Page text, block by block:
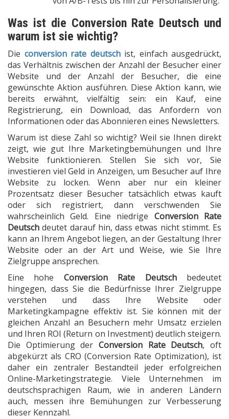
Was ist die Conversion Rate Deutsch und
warum ist sie wichtig?
Die conversion rate deutschist, einfach ausgedrückt,
das Verhältnis zwischen der Anzahl der Besucher einer
Website und der Anzahl der Besucher, die eine
gewünschte Aktion ausführen. Diese Aktion kann, wie
bereits erwähnt, vielfältig sein: ein Kauf, eine
Registrierung, ein Download, das Anfordern von
Informationen oder das Abonnieren eines Newsletters.
Warum ist diese Zahl so wichtig? Weil sie Ihnen direkt
zeigt, wie gut Ihre Marketingbemühungen und Ihre
Website funktionieren. Stellen Sie sich vor, Sie
investieren viel Geld in Anzeigen, um Besucher auf Ihre
Website zu locken. Wenn aber nur ein kleiner
Prozentsatz dieser Besucher tatsächlich etwas kauft
oder sich registriert, dann verschwenden Sie
wahrscheinlich Geld. Eine niedrige Conversion Rate
Deutsch deutet darauf hin, dass etwas nicht stimmt. Es
kann an Ihrem Angebot liegen, an der Gestaltung Ihrer
Website oder an der Art und Weise, wie Sie Ihre
Zielgruppe ansprechen.
Eine hohe Conversion Rate Deutschbedeutet
hingegen, dass Sie die Bedürfnisse Ihrer Zielgruppe
verstehen und dass Ihre Website oder
Marketingkampagne effektiv ist. Sie können mit der
gleichen Anzahl an Besuchern mehr Umsatz erzielen
und Ihren ROI (Return on Investment) deutlich steigern.
Die Optimierung der Conversion Rate Deutsch, oft
abgekürzt als CRO (Conversion Rate Optimization), ist
daher ein zentraler Bestandteil jeder erfolgreichen
Online-Marketingstrategie. Viele Unternehmen im
deutschsprachigen Raum, wie in anderen Ländern
auch, messen ihre Bemühungen zur Verbesserung
dieser Kennzahl.